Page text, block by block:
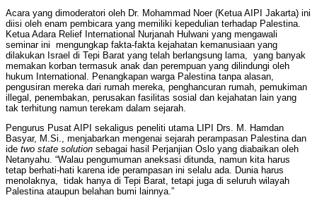
Acara yang dimoderatori oleh Dr. Mohammad Noer (Ketua AIPI Jakarta) ini
diisi oleh enam pembicara yang memiliki kepedulian terhadap Palestina.
Ketua Adara Relief International Nurjanah Hulwani yang mengawali
seminar ini mengungkap fakta-fakta kejahatan kemanusiaan yang
dilakukan Israel di Tepi Barat yang telah berlangsung lama, yang banyak
memakan korban termasuk anak dan perempuan yang dilindungi oleh
hukum International. Penangkapan warga Palestina tanpa alasan,
pengusiran mereka dari rumah mereka, penghancuran rumah, pemukiman
illegal, penembakan, perusakan fasilitas sosial dan kejahatan lain yang
tak terhitung namun terekam dalam sejarah.
Pengurus Pusat AIPI sekaligus peneliti utama LIPI Drs. M. Hamdan
Basyar, M.Si., menjabarkan mengenai sejarah perampasan Palestina dan
ide two state solution sebagai hasil Perjanjian Oslo yang diabaikan oleh
Netanyahu. “Walau pengumuman aneksasi ditunda, namun kita harus
tetap berhati-hati karena ide perampasan ini selalu ada. Dunia harus
menolaknya, tidak hanya di Tepi Barat, tetapi juga di seluruh wilayah
Palestina ataupun belahan bumi lainnya.”